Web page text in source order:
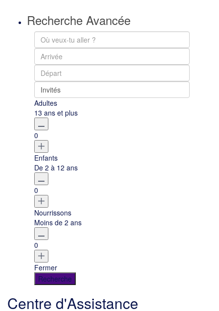
Recherche Avancée
Invités
Adultes
13 ans et plus
0
Enfants
De 2 à 12 ans
0
Nourrissons
Moins de 2 ans
0
Fermer
Centre d'Assistance